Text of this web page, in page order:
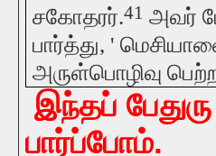
சகோதரர்.41 அவர்
பார்த்து, '
அருள்பொழிவு
இந்தப்
பார்ப்போம்.